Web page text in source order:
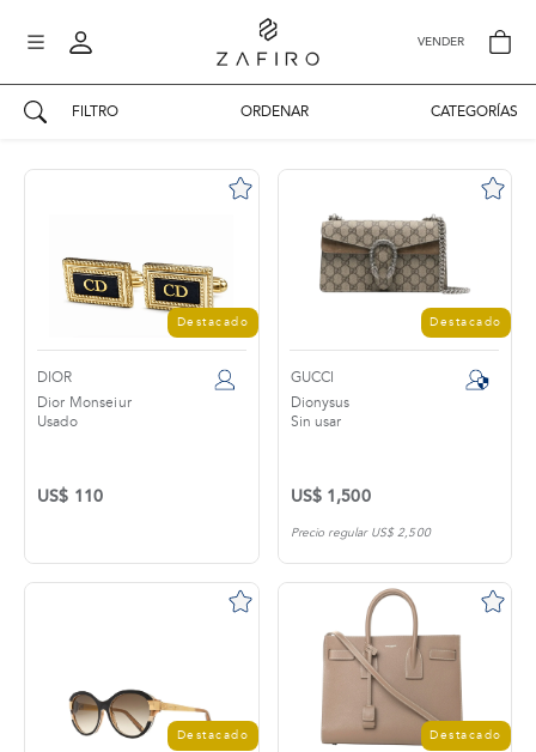
VENDER
FILTRO ORDENAR CATEGORÍAS
Publicaciones
Compras
Ventas
Destacado
DIOR
Dior Monseiur
Usado
US$ 110
Destacado
GUCCI
Dionysus
Sin usar
US$ 1,500
Precio regular US$ 2,500
Destacado Destacado